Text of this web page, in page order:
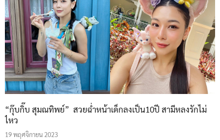
“กุ๊บกิ๊บ สุมณทิพย์” สวยฉ่ำหน้าเด็กลงเป็น10ปี สามีหลงรักไม่
ไหว
19 พฤศจิกายน 2023